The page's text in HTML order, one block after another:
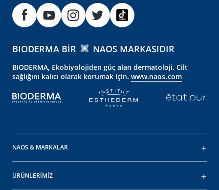
BIODERMA BIR NAOS MARKASIDIR
BIODERMA, Ekobiyolojiden güç alan dermatoloji. Cilt
sağlığını kalıcı olarak korumak için. www.naos.com
NAOS & MARKALAR
ÜRÜNLERİMİZ